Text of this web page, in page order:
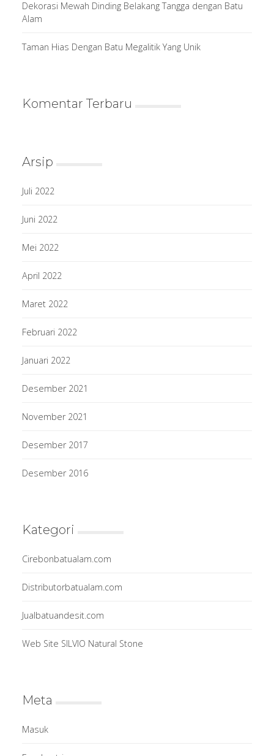
Dekorasi Mewah Dinding Belakang Tangga dengan Batu
Alam
Taman Hias Dengan Batu Megalitik Yang Unik
Komentar Terbaru
Arsip
Juli 2022
Juni 2022
Mei 2022
April 2022
Maret 2022
Februari 2022
Januari 2022
Desember 2021
November 2021
Desember 2017
Desember 2016
Kategori
Cirebonbatualam.com
Distributorbatualam.com
Jualbatuandesit.com
Web Site SILVIO Natural Stone
Meta
Masuk